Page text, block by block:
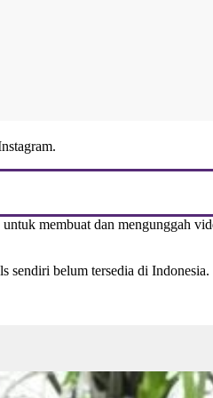
membuat dan mengunggah
sendiri belum tersedia di Indonesia.